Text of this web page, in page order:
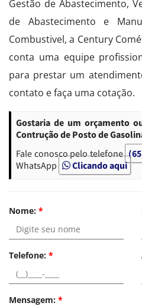
Gestão de Abastecimento,
de Abastecimento e
Combustivel, a Century
conta uma equipe
para prestar um
contato e faça uma cotação.
Gostaria de um orçamento
Contrução de Posto de
Fale conosco pelo telefone
WhatsApp
Clicando aqui
Nome: *
Telefone: *
Mensagem: *